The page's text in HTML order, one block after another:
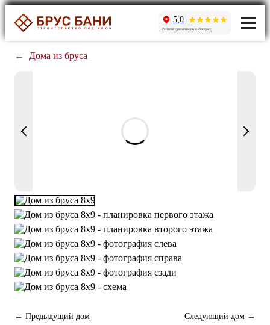
5,0
Рейтинг организации в Яндексе
← Дома из бруса
← Предыдущий дом Следующий дом →